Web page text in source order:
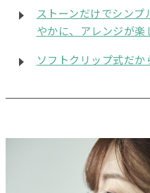
ストーンだけでシン
やかに、アレンジが楽
ソフトクリップ式だ